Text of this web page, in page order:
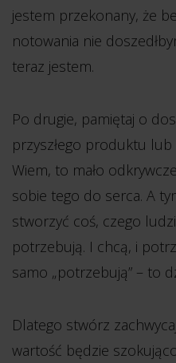
jestem przekonany, że
notowania nie
teraz jestem.
Po drugie, pamiętaj o
przyszłego produktu
Wiem, to mało
sobie tego do serca. A
stworzyć coś, czego
potrzebują. I chcą, i
samo „potrzebują” – to
Dlatego stwórz
wartość będzie